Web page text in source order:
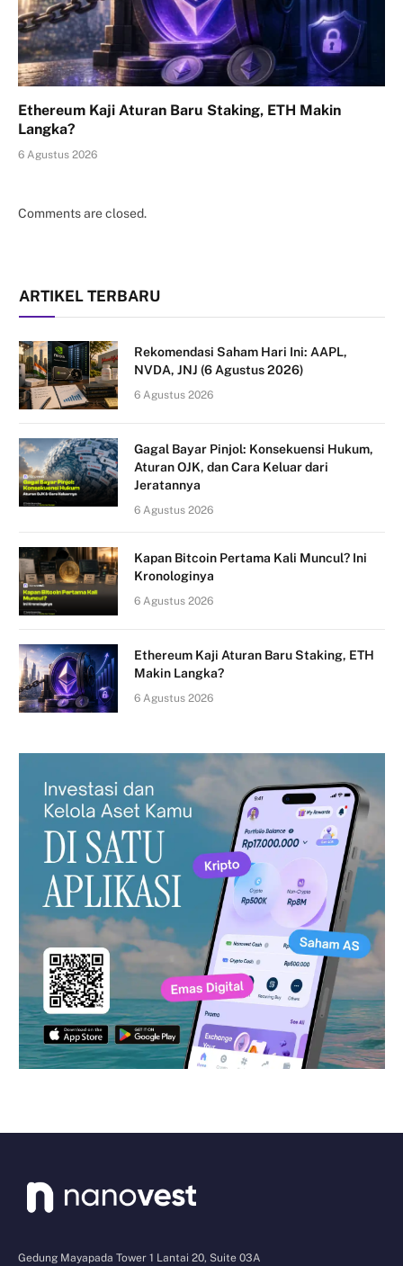
Ethereum Kaji Aturan Baru Staking, ETH Makin
Langka?
6 Agustus 2026
Comments are closed.
ARTIKEL TERBARU
Rekomendasi Saham Hari Ini: AAPL,
NVDA, JNJ (6 Agustus 2026)
6 Agustus 2026
Gagal Bayar Pinjol: Konsekuensi Hukum,
Aturan OJK, dan Cara Keluar dari
Jeratannya
6 Agustus 2026
Kapan Bitcoin Pertama Kali Muncul? Ini
Kronologinya
6 Agustus 2026
Ethereum Kaji Aturan Baru Staking, ETH
Makin Langka?
6 Agustus 2026
Gedung Mayapada Tower 1 Lantai 20, Suite 03A